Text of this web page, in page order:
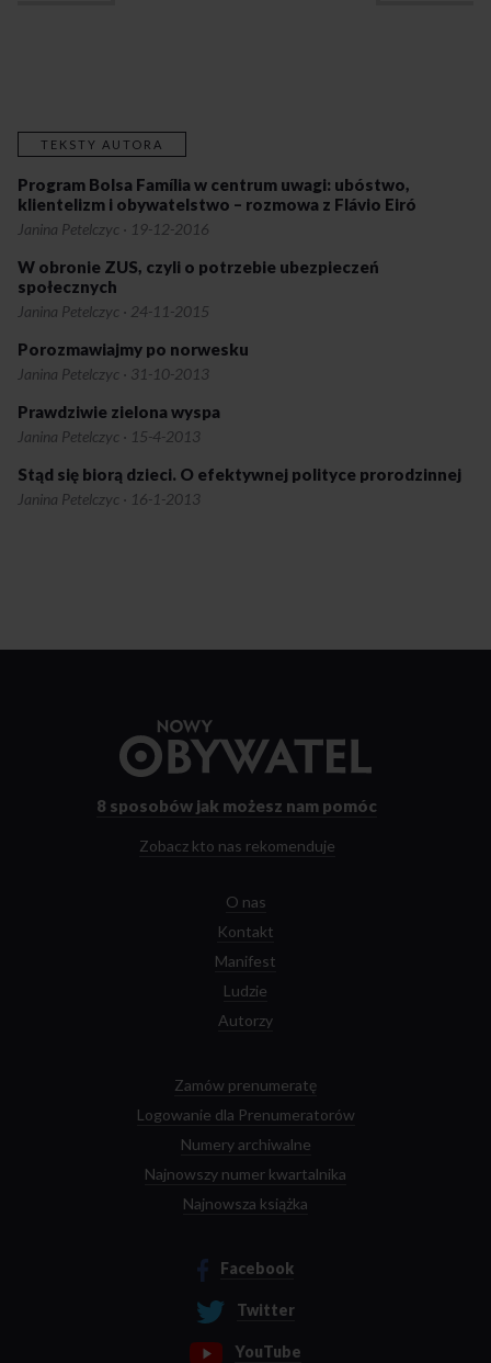
TEKSTY AUTORA
Program Bolsa Família w centrum uwagi: ubóstwo,
klientelizm i obywatelstwo – rozmowa z Flávio Eiró
Janina Petelczyc · 19-12-2016
W obronie ZUS, czyli o potrzebie ubezpieczeń
społecznych
Janina Petelczyc · 24-11-2015
Porozmawiajmy po norwesku
Janina Petelczyc · 31-10-2013
Prawdziwie zielona wyspa
Janina Petelczyc · 15-4-2013
Stąd się biorą dzieci. O efektywnej polityce prorodzinnej
Janina Petelczyc · 16-1-2013
strony
8 sposobów jak możesz nam pomóc
Zobacz kto nas rekomenduje
O nas
Kontakt
Manifest
Ludzie
Autorzy
Zamów prenumeratę
Logowanie dla Prenumeratorów
Numery archiwalne
Najnowszy numer kwartalnika
Najnowsza książka
Facebook
Twitter
YouTube